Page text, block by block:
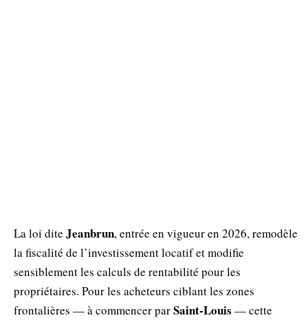
La loi dite Jeanbrun, entrée en vigueur en 2026, remodèle
la fiscalité de l’investissement locatif et modifie
sensiblement les calculs de rentabilité pour les
propriétaires. Pour les acheteurs ciblant les zones
frontalières — à commencer parSaint‑Louis — cette